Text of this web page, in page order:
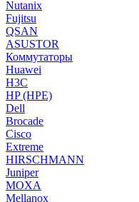
Nutanix
Fujitsu
QSAN
ASUSTOR
Коммутаторы
Huawei
H3C
HP (HPE)
Dell
Brocade
Cisco
Extreme
HIRSCHMANN
Juniper
MOXA
Mellanox